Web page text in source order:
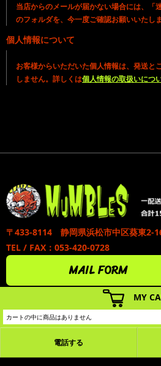
MY
カートの中に商品はありません
当店からのメールが届かない場合には、「
のフォルダを、今一度ご確認お願いいたしま
個人情報について
お客様からいただいた個人情報は、発送と
しません。詳しくは個人情報の取扱いにつ
〒433-8114 静岡県浜松市中区葵東2-
TEL / FAX：053-420-0728
MAIL FORM
カラーミーショップCopyright (C) 2005-2026
電話する